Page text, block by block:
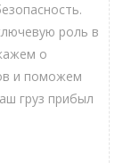
роль в
о
и поможем
груз прибыл